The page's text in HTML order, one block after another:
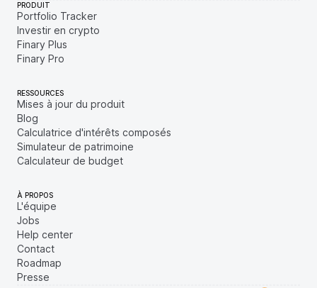
PRODUIT
Portfolio Tracker
Investir en crypto
Finary Plus
Finary Pro
RESSOURCES
Mises à jour du produit
Blog
Calculatrice d'intérêts composés
Simulateur de patrimoine
Calculateur de budget
À PROPOS
L'équipe
Jobs
Help center
Contact
Roadmap
Presse